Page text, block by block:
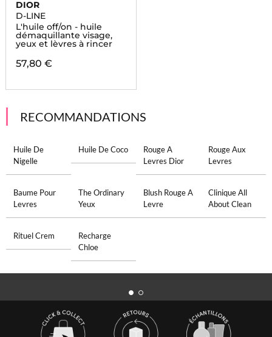
DIOR
D-LINE
L'huile off/on - huile
démaquillante visage,
yeux et lèvres à rincer
57,80 €
RECOMMANDATIONS
Huile De
Nigelle
Huile De Coco
Rouge A
Levres Dior
Rouge Aux
Levres
Baume Pour
Levres
The Ordinary
Yeux
Blush Rouge A
Levre
Clinique All
About Clean
Rituel Crem
Recharge
Chloe